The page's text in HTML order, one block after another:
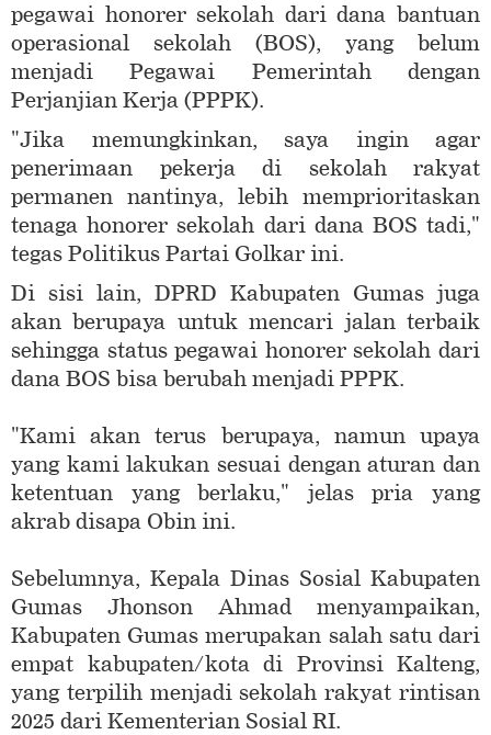
pegawai honorer sekolah dari dana bantuan
operasional sekolah (BOS), yang belum
menjadi Pegawai Pemerintah dengan
Perjanjian Kerja (PPPK).
"Jika memungkinkan, saya ingin agar
penerimaan pekerja di sekolah rakyat
permanen nantinya, lebih memprioritaskan
tenaga honorer sekolah dari dana BOS tadi,"
tegas Politikus Partai Golkar ini.
Di sisi lain, DPRD Kabupaten Gumas juga
akan berupaya untuk mencari jalan terbaik
sehingga status pegawai honorer sekolah dari
dana BOS bisa berubah menjadi PPPK.
"Kami akan terus berupaya, namun upaya
yang kami lakukan sesuai dengan aturan dan
ketentuan yang berlaku," jelas pria yang
akrab disapa Obin ini.
Sebelumnya, Kepala Dinas Sosial Kabupaten
Gumas Jhonson Ahmad menyampaikan,
Kabupaten Gumas merupakan salah satu dari
empat kabupaten/kota di Provinsi Kalteng,
yang terpilih menjadi sekolah rakyat rintisan
2025 dari Kementerian Sosial RI.